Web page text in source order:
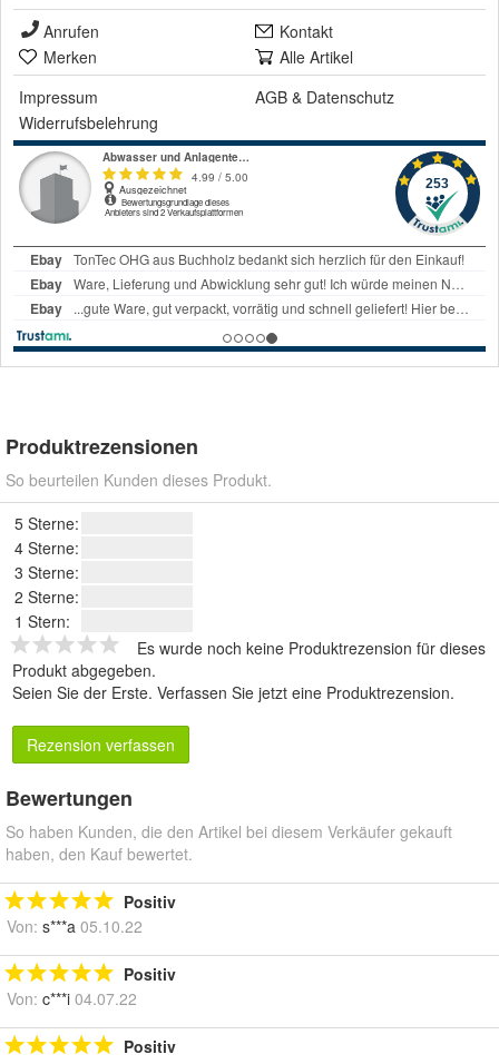
Anrufen
Kontakt
Merken
Alle Artikel
Impressum
AGB & Datenschutz
Widerrufsbelehrung
Produktrezensionen
So beurteilen Kunden dieses Produkt.
5 Sterne:
4 Sterne:
3 Sterne:
2 Sterne:
1 Stern:
Es wurde noch keine Produktrezension für dieses
Produkt abgegeben.
Seien Sie der Erste. Verfassen Sie jetzt eine Produktrezension.
Rezension verfassen
Bewertungen
So haben Kunden, die den Artikel bei diesem Verkäufer gekauft
haben, den Kauf bewertet.
Positiv
Von: s***a 05.10.22
Positiv
Von: c***i 04.07.22
Positiv